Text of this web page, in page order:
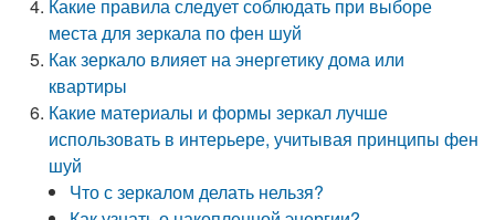
Какие правила следует соблюдать при выборе
места для зеркала по фен шуй
Как зеркало влияет на энергетику дома или
квартиры
Какие материалы и формы зеркал лучше
использовать в интерьере, учитывая принципы фен
шуй
Что с зеркалом делать нельзя?